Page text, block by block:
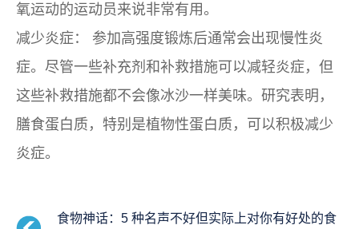
氧运动的运动员来说非常有用。
减少炎症：
参加高强度锻炼后通常会出现慢性炎
症。尽管一些补充剂和补救措施可以减轻炎症，但
这些补救措施都不会像冰沙一样美味。研究表明，
膳食蛋白质，特别是植物性蛋白质，可以积极减少
炎症。
食物神话：5 种名声不好但实际上对你有好处的食